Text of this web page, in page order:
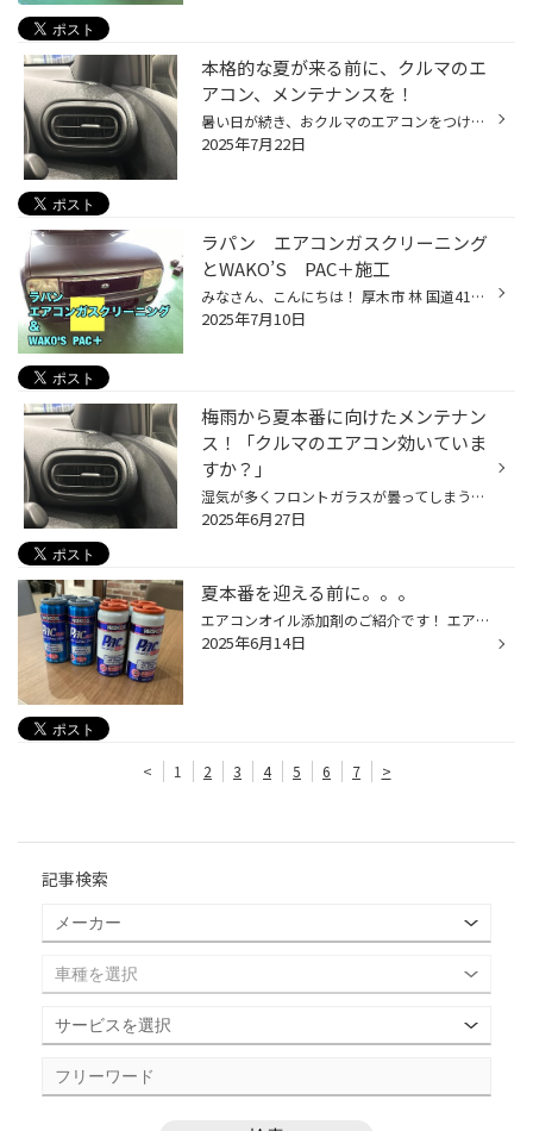
本格的な夏が来る前に、クルマのエ
アコン、メンテナンスを！
暑い日が続き、おクルマのエアコンをつける機会も増えてきていると思います。 今回は暑い夏に向けた、おクルマのエアコン向け、おススメ商品のご紹介です！ 【おクルマのエアコン、メンテナンスにオススメ商品！】 エアコンには、コンプレッサーという、エアコンを動かす心臓のようなものがあり、 ...
2025年7月22日
ラパン エアコンガスクリーニング
とWAKO’S PAC＋施工
みなさん、こんにちは！ 厚木市 林 国道412号線沿い ゴルフ用品の ゴルフドゥ さん向かいの タイヤ館厚木店 ざわちん です(*´◒`*) 本日は スズキ ラパン の エアコンガスクリーニングとWAKO'S PAC＋施工 をご紹介いたします(#^.^#) こちらのお客様は エアコンの効きが悪い とご来店されました！ そ...
2025年7月10日
梅雨から夏本番に向けたメンテナン
ス！「クルマのエアコン効いていま
すか？」
湿気が多くフロントガラスが曇ってしまう梅雨時期、 また、気温が高く暑い日も増え、夏はもうすぐそこです！ 少しずつ、クルマのエアコンをつける機会も増えてきていると思いますので、 是非、夏本番を迎える前におクルマのエアコンのメンテナンスをおススメします！ 【より快適に♪今がおススメ！カ...
2025年6月27日
夏本番を迎える前に。。。
エアコンオイル添加剤のご紹介です！ エアコンオイルの劣化は コンプレッサーなどフリクション(摩擦抵抗)の向上などを引き起こしてしまい 『エアコンの冷えが悪くなる』・『エアコンの負荷が増える』原因になります。 そこで エアコンオイル添加剤を注入することで、オイルの潤滑性能の復活により ...
2025年6月14日
< 1 2 3 4 5 6 7 >
記事検索